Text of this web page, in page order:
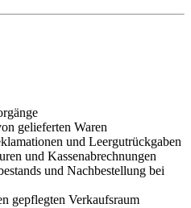
gelieferten Waren
und Leergutrückgaben
und Kassenabrechnungen
und Nachbestellung bei
gepflegten Verkaufsraum